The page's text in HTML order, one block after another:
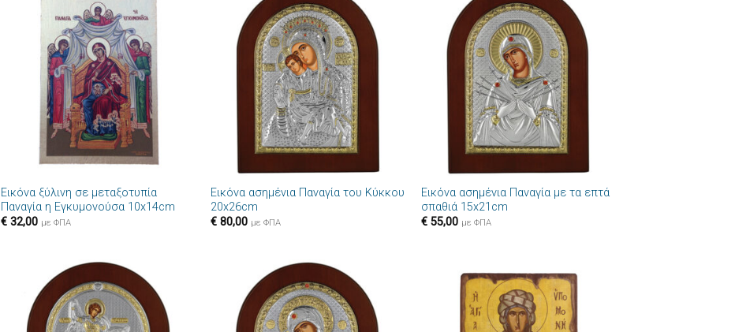
στην λίστα
επιθυμιών
Εικόνα ξύλινη σε μεταξοτυπία
Παναγία η Εγκυμονούσα 10x14cm
€ 32,00 με ΦΠΑ
Πρόσθήκη
στην λίστα
επιθυμιών
Εικόνα ασημένια Παναγία του Κύκκου
20x26cm
€ 80,00 με ΦΠΑ
Πρόσθήκη
στην λίστα
επιθυμιών
Εικόνα ασημένια Παναγία με τα επτά
σπαθιά 15x21cm
€55,00 με ΦΠΑ
Πρόσθήκη
στην λίστα
επιθυμιών
Πρόσθήκη
στην λίστα
επιθυμιών
Πρόσθήκη
στην λίστα
επιθυμιών